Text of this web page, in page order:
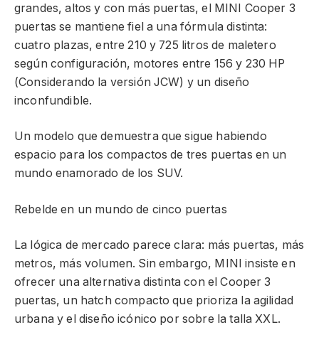
grandes, altos y con más puertas, el MINI Cooper 3
puertas se mantiene fiel a una fórmula distinta:
cuatro plazas, entre 210 y 725 litros de maletero
según configuración, motores entre 156 y 230 HP
(Considerando la versión JCW) y un diseño
inconfundible.
Un modelo que demuestra que sigue habiendo
espacio para los compactos de tres puertas en un
mundo enamorado de los SUV.
Rebelde en un mundo de cinco puertas
La lógica de mercado parece clara: más puertas, más
metros, más volumen. Sin embargo, MINI insiste en
ofrecer una alternativa distinta con el Cooper 3
puertas, un hatch compacto que prioriza la agilidad
urbana y el diseño icónico por sobre la talla XXL.